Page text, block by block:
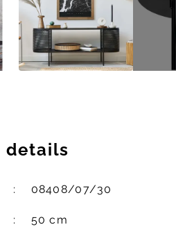
details
08408/07/30
50 cm